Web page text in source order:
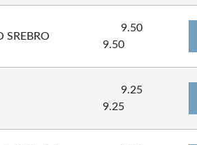
SREBRO
9.50
9.50
9.25
9.25